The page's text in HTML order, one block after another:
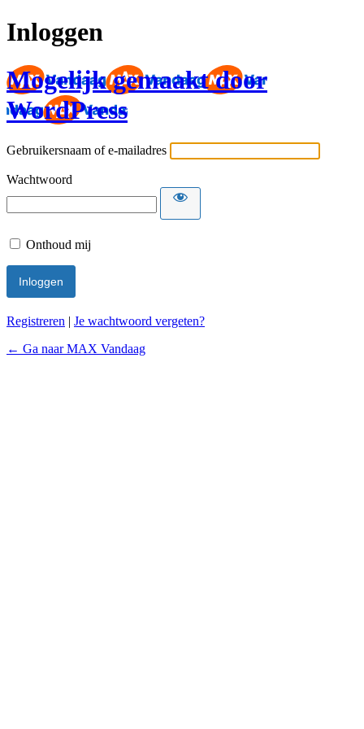
Inloggen
Mogelijk gemaakt door
WordPress
Gebruikersnaam of e-mailadres
Wachtwoord
Onthoud mij
Registreren | Je wachtwoord vergeten?
← Ga naar MAX Vandaag